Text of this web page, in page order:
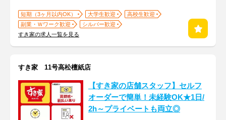
短期（3ヶ月以内OK） 大学生歓迎
高校生歓迎
副業・Ｗワーク歓迎
シルバー歓迎
すき家の求人一覧を見る
すき家 11号高松檀紙店
【すき家の店舗スタッフ】セルフ
オーダーで簡単！未経験OK★1日/
2h～プライベートも両立◎